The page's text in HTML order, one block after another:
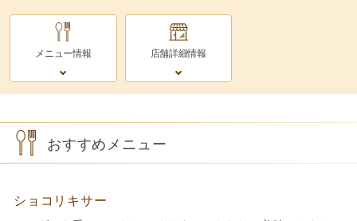
メニュー情報 店舗詳細情報
おすすめメニュー
ショコリキサー